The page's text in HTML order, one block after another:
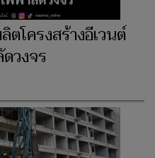
ตโครงสร้างอีเวนต์
วงจร